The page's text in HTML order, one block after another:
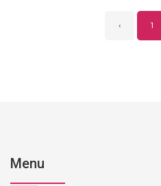
‹ 1
Menu